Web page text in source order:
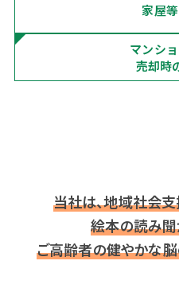
家屋
マンシ
売却時
当社は、地域社会支
絵本の読み聞
ご高齢者の健やかな脳